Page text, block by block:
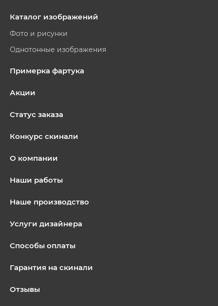
Каталог изображений
Фото и рисунки
Однотонные изображения
Примерка фартука
Акции
Статус заказа
Конкурс скинали
О компании
Наши работы
Наше производство
Услуги дизайнера
Способы оплаты
Гарантия на скинали
Отзывы